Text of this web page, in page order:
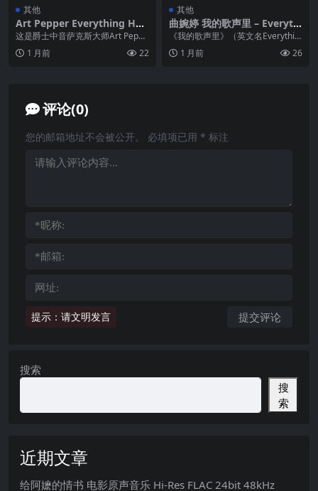
其他
Art Pepper Everything Hap
pens To Me – 1959 – Live At
The Cellar (2026) FLAC Hi-R
es 24bit 96khz
这是爵士中音萨克斯大师Art Peppe
r的珍贵现场录音，捕捉其1959年
在温哥...
1 月前 22
其他
曲婉婷 我的歌声里 – Everythi
ng In The World (Deluxe Ve
rsion) FLAC
《我的歌声里》（英文名Everythin
g in the World）是曲婉婷首...
1 月前 26
评论(0)
提示：请文明发言
您的邮箱地址不会被公开。 必填项已用 * 标注
搜索
搜
索
近期文章
给阿嬷的情书 电影原声音乐 Hi-Res FLAC 24bit 48kHz